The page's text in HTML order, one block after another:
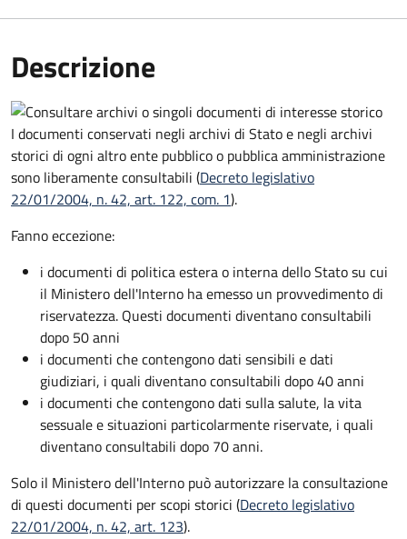
Descrizione
I documenti conservati negli archivi di Stato e negli archivi
storici di ogni altro ente pubblico o pubblica amministrazione
sono liberamente consultabili (Decreto legislativo
22/01/2004, n. 42, art. 122, com. 1).
Fanno eccezione:
i documenti di politica estera o interna dello Stato su cui
il Ministero dell'Interno ha emesso un provvedimento di
riservatezza. Questi documenti diventano consultabili
dopo 50 anni
i documenti che contengono dati sensibili e dati
giudiziari, i quali diventano consultabili dopo 40 anni
i documenti che contengono dati sulla salute, la vita
sessuale e situazioni particolarmente riservate, i quali
diventano consultabili dopo 70 anni.
Solo il Ministero dell'Interno può autorizzare la consultazione
di questi documenti per scopi storici (Decreto legislativo
22/01/2004, n. 42, art. 123).